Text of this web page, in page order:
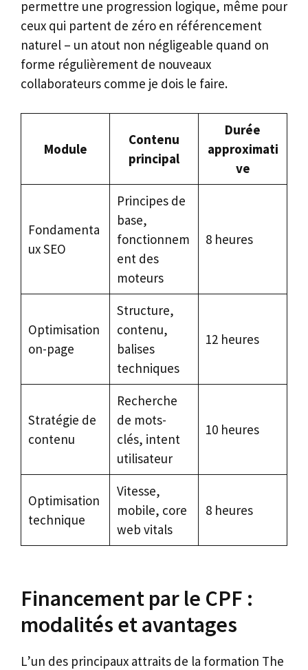
permettre une progression logique, même pour
ceux qui partent de zéro en référencement
naturel – un atout non négligeable quand on
forme régulièrement de nouveaux
collaborateurs comme je dois le faire.
Module
Contenu
principal
Durée
approximati
ve
Fondamenta
ux SEO
Principes de
base,
fonctionnem
ent des
moteurs
8 heures
Optimisation
on-page
Structure,
contenu,
balises
techniques
12 heures
Stratégie de
contenu
Recherche
de mots-
clés, intent
utilisateur
10 heures
Optimisation
technique
Vitesse,
mobile, core
web vitals
8 heures
Financement par le CPF :
modalités et avantages
L’un des principaux attraits de la formation The